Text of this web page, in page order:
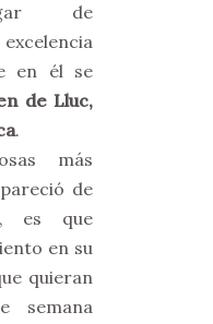
de
en él se
de Lluc,
.
más
de
es que
en su
quieran
semana